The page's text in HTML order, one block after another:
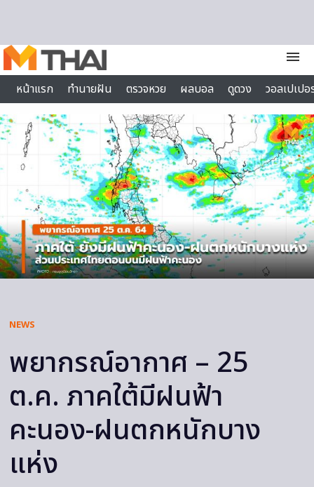
menu
หน้าแรก
ทำนายฝัน ตรวจหวย ผลบอล ดูดวง
วอลเปเป
ไลฟ์สไตล์
NEWS
พยากรณ์อากาศ – 25
ต.ค. ภาคใต้มีฝนฟ้า
คะนอง-ฝนตกหนักบาง
แห่ง